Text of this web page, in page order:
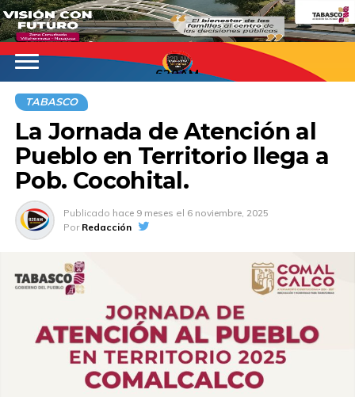
620AM
TABASCO
La Jornada de Atención al
Pueblo en Territorio llega a
Pob. Cocohital.
Publicado hace 9 meses el 6 noviembre, 2025
Por Redacción